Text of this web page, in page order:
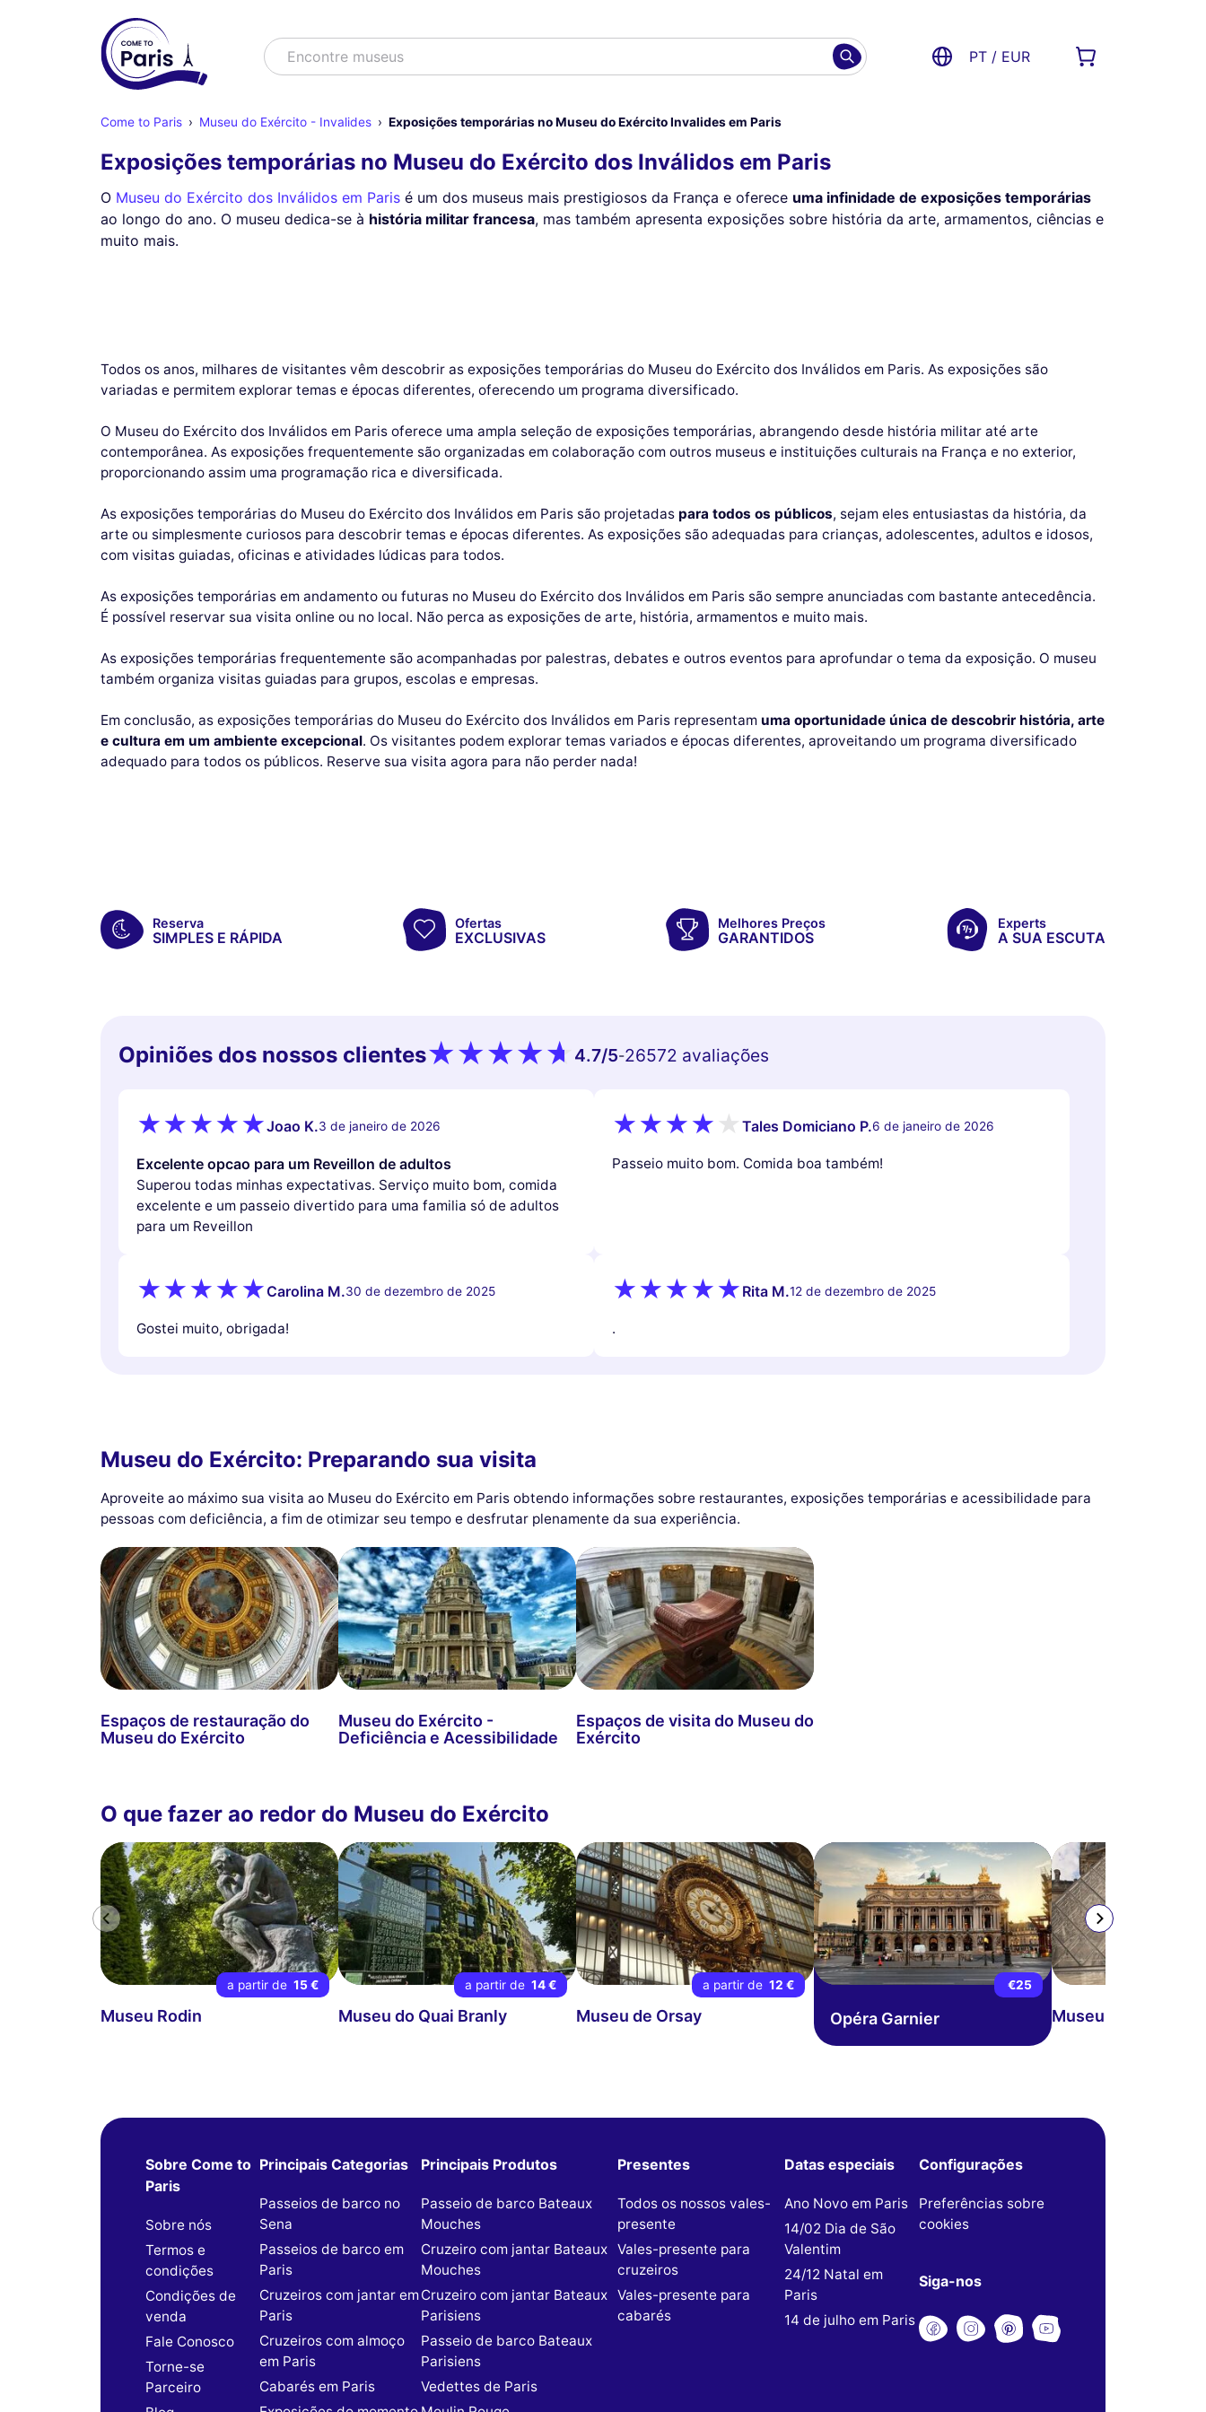
BuscarEncontre museus PT / EUR
Come to Paris Museu do Exército - Invalides Exposições temporárias no Museu do Exército Invalides em Paris
Exposições temporárias no Museu do Exército dos Inválidos em Paris
O Museu do Exército dos Inválidos em Paris é um dos museus mais prestigiosos da França e oferece uma infinidade de exposições temporárias
ao longo do ano. O museu dedica-se à história militar francesa, mas também apresenta exposições sobre história da arte, armamentos, ciências e
muito mais.
Todos os anos, milhares de visitantes vêm descobrir as exposições temporárias do Museu do Exército dos Inválidos em Paris. As exposições são
variadas e permitem explorar temas e épocas diferentes, oferecendo um programa diversificado.
O Museu do Exército dos Inválidos em Paris oferece uma ampla seleção de exposições temporárias, abrangendo desde história militar até arte
contemporânea. As exposições frequentemente são organizadas em colaboração com outros museus e instituições culturais na França e no exterior,
proporcionando assim uma programação rica e diversificada.
As exposições temporárias do Museu do Exército dos Inválidos em Paris são projetadas para todos os públicos, sejam eles entusiastas da história, da
arte ou simplesmente curiosos para descobrir temas e épocas diferentes. As exposições são adequadas para crianças, adolescentes, adultos e idosos,
com visitas guiadas, oficinas e atividades lúdicas para todos.
As exposições temporárias em andamento ou futuras no Museu do Exército dos Inválidos em Paris são sempre anunciadas com bastante antecedência.
É possível reservar sua visita online ou no local. Não perca as exposições de arte, história, armamentos e muito mais.
As exposições temporárias frequentemente são acompanhadas por palestras, debates e outros eventos para aprofundar o tema da exposição. O museu
também organiza visitas guiadas para grupos, escolas e empresas.
Em conclusão, as exposições temporárias do Museu do Exército dos Inválidos em Paris representam uma oportunidade única de descobrir história, arte
e cultura em um ambiente excepcional. Os visitantes podem explorar temas variados e épocas diferentes, aproveitando um programa diversificado
adequado para todos os públicos. Reserve sua visita agora para não perder nada!
Reserva
SIMPLES E RÁPIDA
Ofertas
EXCLUSIVAS
Melhores Preços
GARANTIDOS
Experts
A SUA ESCUTA
Opiniões dos nossos clientes 4.7/5-26572 avaliações
Joao K.3 de janeiro de 2026
Excelente opcao para um Reveillon de adultos
Superou todas minhas expectativas. Serviço muito bom, comida
excelente e um passeio divertido para uma familia só de adultos
para um Reveillon
Tales Domiciano P.6 de janeiro de 2026
Passeio muito bom. Comida boa também!
Carolina M.30 de dezembro de 2025
Gostei muito, obrigada!
Rita M.12 de dezembro de 2025
.
Museu do Exército: Preparando sua visita
Aproveite ao máximo sua visita ao Museu do Exército em Paris obtendo informações sobre restaurantes, exposições temporárias e acessibilidade para
pessoas com deficiência, a fim de otimizar seu tempo e desfrutar plenamente da sua experiência.
Espaços de restauração do
Museu do Exército
Museu do Exército -
Deficiência e Acessibilidade
Espaços de visita do Museu do
Exército
O que fazer ao redor do Museu do Exército
a partir de 15 €
Museu Rodin
a partir de 14 €
Museu do Quai Branly
a partir de 12 €
Museu de Orsay
€25
Opéra Garnier Museu do Louvre
Sobre Come to
Paris
Sobre nós
Termos e
condições
Condições de
venda
Fale Conosco
Torne-se
Parceiro
Principais Categorias
Passeios de barco no
Sena
Passeios de barco em
Paris
Cruzeiros com jantar em
Paris
Cruzeiros com almoço
em Paris
Cabarés em Paris
Principais Produtos
Passeio de barco Bateaux
Mouches
Cruzeiro com jantar Bateaux
Mouches
Cruzeiro com jantar Bateaux
Parisiens
Passeio de barco Bateaux
Parisiens
Vedettes de Paris
Presentes
Todos os nossos vales-
presente
Vales-presente para
cruzeiros
Vales-presente para
cabarés
Datas especiais
Ano Novo em Paris
14/02 Dia de São
Valentim
24/12 Natal em
Paris
14 de julho em Paris
Configurações
Preferências sobre
cookies
Siga-nos